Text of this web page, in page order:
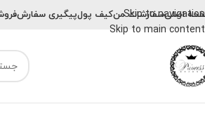
Skip to navigation
Skip to main content
اصلیسفارشات منکیف پولپیگیری سفارش